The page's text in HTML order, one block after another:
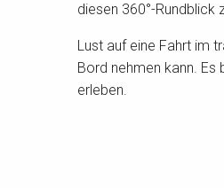
diesen 360°-Rundblick
Lust auf eine Fahrt im
Bord nehmen kann.
erleben.